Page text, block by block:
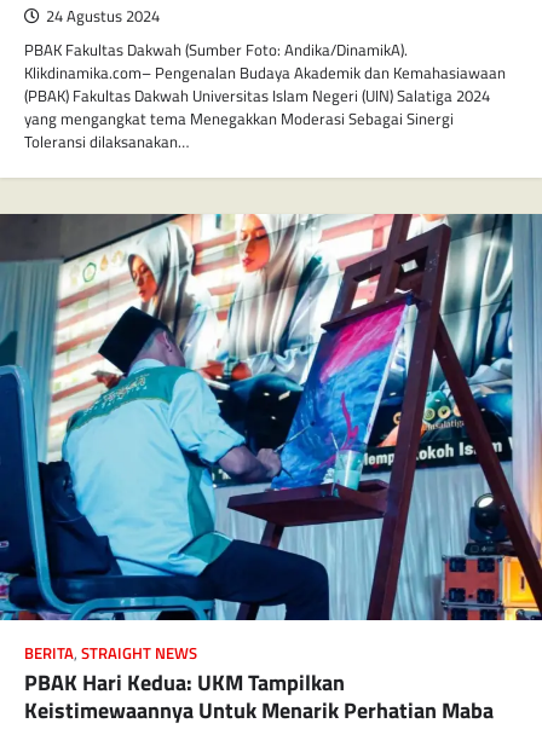
24 Agustus 2024
PBAK Fakultas Dakwah (Sumber Foto: Andika/DinamikA).
Klikdinamika.com– Pengenalan Budaya Akademik dan Kemahasiawaan
(PBAK) Fakultas Dakwah Universitas Islam Negeri (UIN) Salatiga 2024
yang mengangkat tema Menegakkan Moderasi Sebagai Sinergi
Toleransi dilaksanakan…
BERITA, STRAIGHT NEWS
PBAK Hari Kedua: UKM Tampilkan
Keistimewaannya Untuk Menarik Perhatian Maba